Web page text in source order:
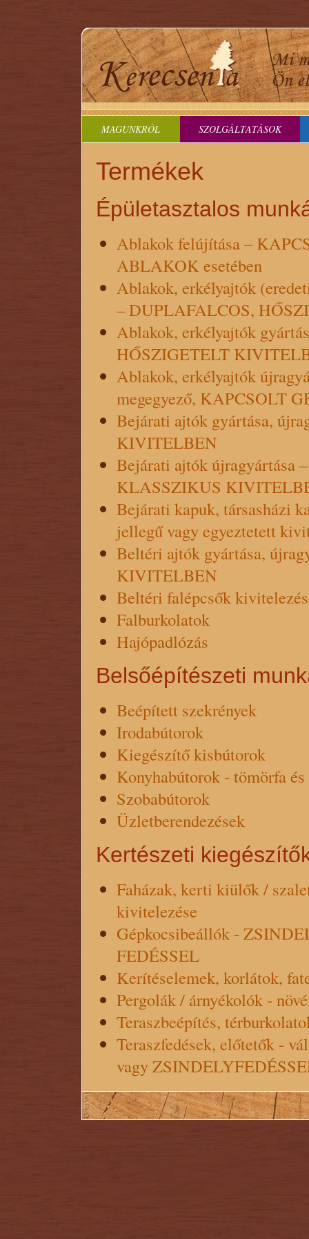
MAGUNKRÓL SZOLGÁLTATÁSOK
Termékek
Épületasztalos
Ablakok felújítása –
ABLAKOK esetében
Ablakok, erkélyajtók
– DUPLAFALCOS,
Ablakok, erkélyajtók
HŐSZIGETELT
Ablakok, erkélyajtók
megegyező, KAPCSOLT
Bejárati ajtók gyártása,
KIVITELBEN
Bejárati ajtók újragyártása
KLASSZIKUS
Bejárati kapuk, társasházi
jellegű vagy egyeztetett
Beltéri ajtók gyártása,
KIVITELBEN
Beltéri falépcsők
Falburkolatok
Hajópadlózás
Belsőépítészeti
Beépített szekrények
Irodabútorok
Kiegészítő kisbútorok
Konyhabútorok - tömörfa
Szobabútorok
Üzletberendezések
Kertészeti
Faházak, kerti kiülők /
kivitelezése
Gépkocsibeállók -
FEDÉSSEL
Kerítéselemek, korlátok,
Pergolák / árnyékolók -
Teraszbeépítés,
Teraszfedések, előtetők -
vagy